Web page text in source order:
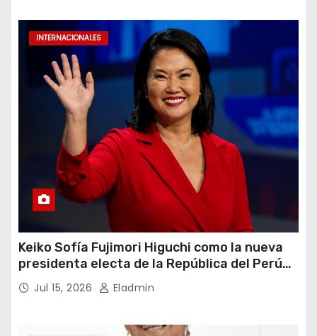
INTERNACIONALES
Keiko Sofía Fujimori Higuchi como la nueva
presidenta electa de la República del Perú
para el periodo constitucional 2026-2031
Jul 15, 2026 Eladmin